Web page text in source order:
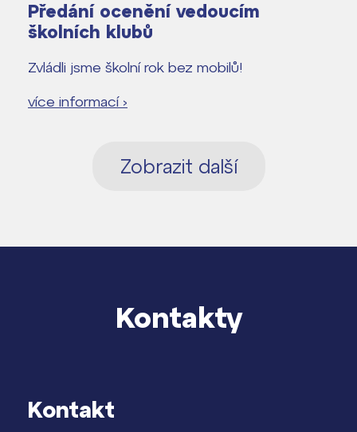
Předání ocenění vedoucím
školních klubů
Zvládli jsme školní rok bez mobilů!
více informací ›
Zobrazit další
Kontakty
Kontakt